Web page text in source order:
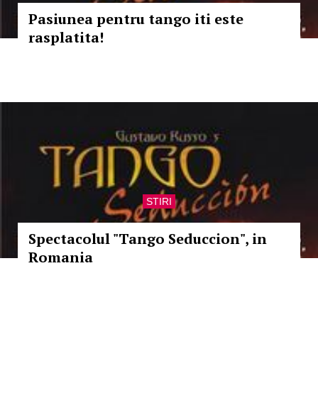
Pasiunea pentru tango iti este
rasplatita!
STIRI
Spectacolul "Tango Seduccion", in
Romania